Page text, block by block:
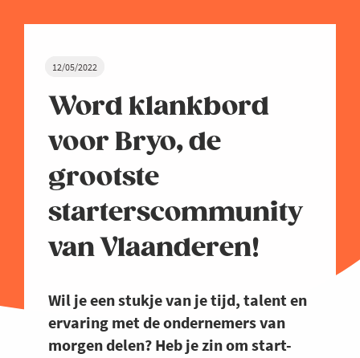
12/05/2022
Word klankbord
voor Bryo, de
grootste
starterscommunity
van Vlaanderen!
Wil je een stukje van je tijd, talent en
ervaring met de ondernemers van
morgen delen? Heb je zin om start-